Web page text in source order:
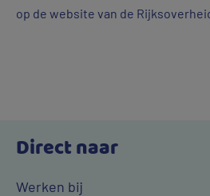
op de website van de
Direct naar
Werken bij